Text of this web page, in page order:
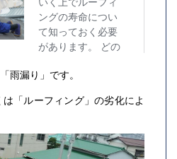
雨漏り」です。
「ルーフィング」の劣化によ